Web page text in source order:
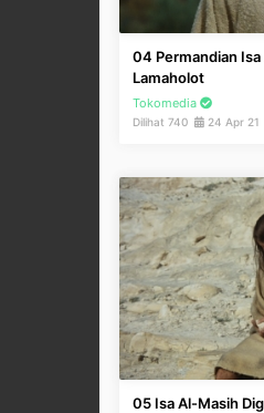
04 Permandian
Lamaholot
Tokomedia
Dilihat 740 24 Apr 21
05 Isa Al-Masih